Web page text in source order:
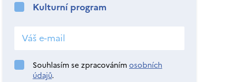
Kulturní program
Souhlasím se zpracováním osobních
údajů.